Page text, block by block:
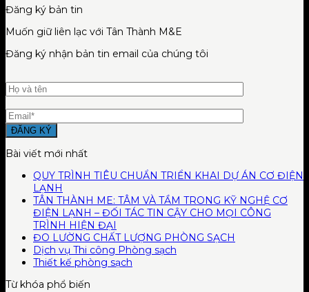
Đăng ký bản tin
Muốn giữ liên lạc với Tân Thành M&E
Đăng ký nhận bản tin email của chúng tôi
Bài viết mới nhất
QUY TRÌNH TIÊU CHUẨN TRIỂN KHAI DỰ ÁN CƠ ĐIỆN
LẠNH
TÂN THÀNH ME: TÂM VÀ TẦM TRONG KỸ NGHỆ CƠ
ĐIỆN LẠNH – ĐỐI TÁC TIN CẬY CHO MỌI CÔNG
TRÌNH HIỆN ĐẠI
ĐO LƯỜNG CHẤT LƯỢNG PHÒNG SẠCH
Dịch vụ Thi công Phòng sạch
Thiết kế phòng sạch
Từ khóa phổ biến